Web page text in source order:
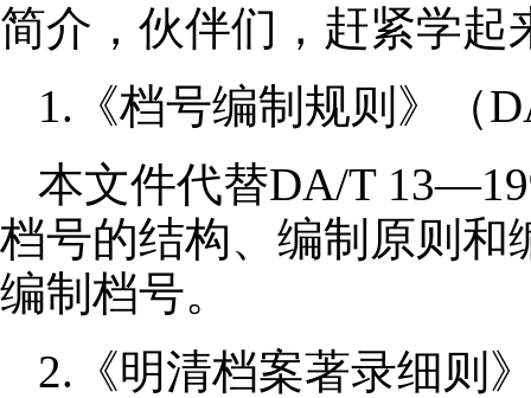
简介，伙伴们，赶紧学起
1.《档号编制规则》（
本文件代替DA/T
档号的结构、编制原则和
编制档号。
2.《明清档案著录细则